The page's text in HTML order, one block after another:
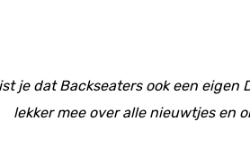
je dat Backseaters ook een eigen
lekker mee over alle nieuwtjes en